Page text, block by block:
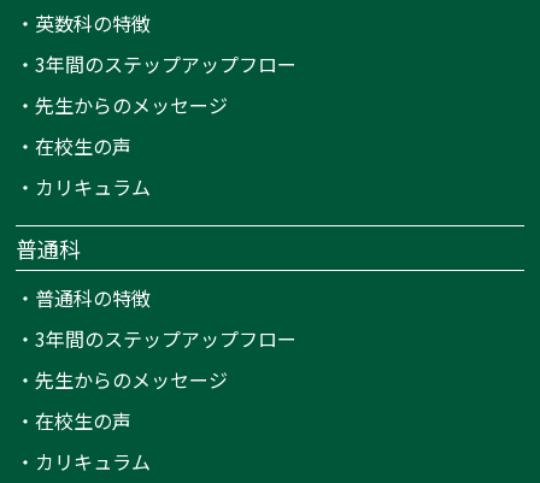
・ 英数科の特徴
・3年間のステップアップフロー
・先生からのメッセージ
・在校生の声
・ カリキュラム
普通科
・ 普通科の特徴
・3年間のステップアップフロー
・先生からのメッセージ
・在校生の声
・ カリキュラム